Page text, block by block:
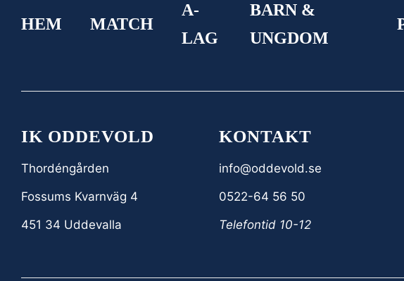
HEM MATCH
A-
LAG
BARN &
UNGDOM
IK ODDEVOLD
Thordéngården
Fossums Kvarnväg 4
451 34 Uddevalla
KONTAKT
info@oddevold.se
0522-64 56 50
Telefontid 10-12